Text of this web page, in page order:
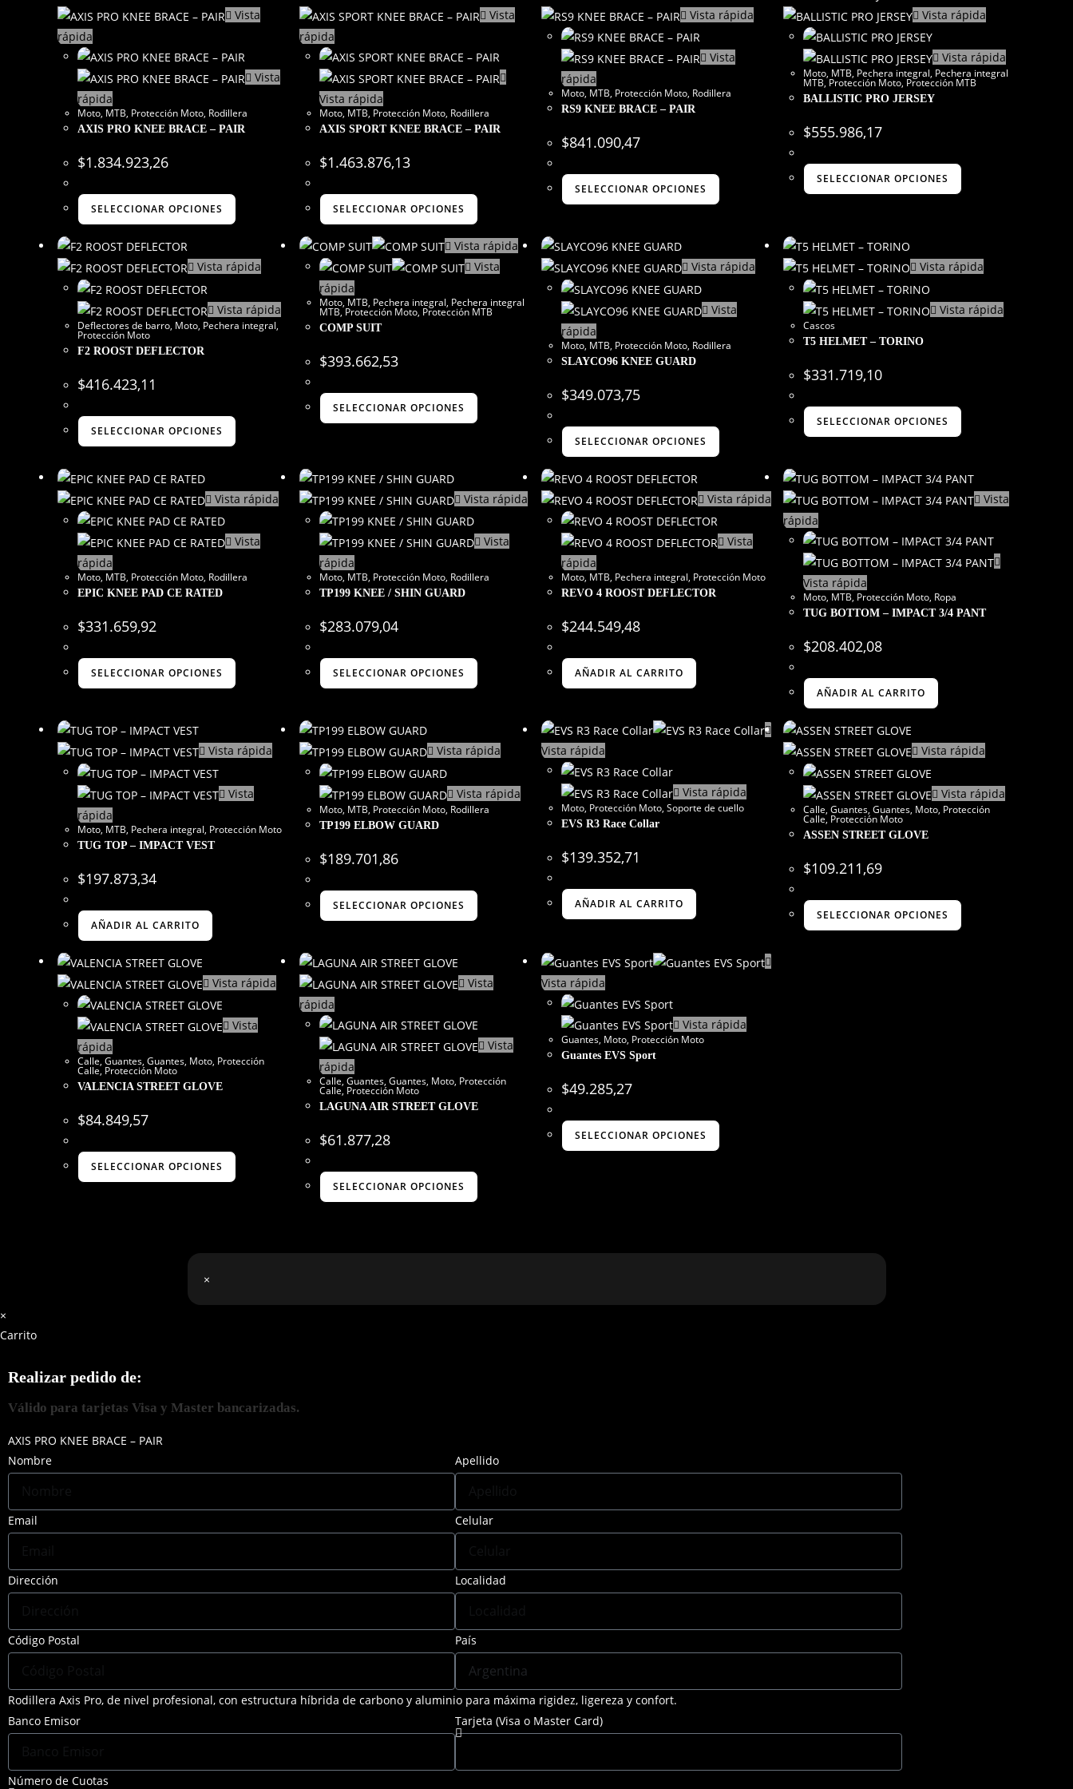
Vista
rápida
Vista
rápida
Moto, MTB, Protección Moto, Rodillera
AXIS PRO KNEE BRACE – PAIR
$1.834.923,26
SELECCIONAR OPCIONES
Vista
rápida
Vista rápida
Moto, MTB, Protección Moto, Rodillera
AXIS SPORT KNEE BRACE – PAIR
$1.463.876,13
SELECCIONAR OPCIONES
Vista rápida
Vista
rápida
Moto, MTB, Protección Moto, Rodillera
RS9 KNEE BRACE – PAIR
$841.090,47
SELECCIONAR OPCIONES
Vista rápida
Vista rápida
Moto, MTB, Pechera integral, Pechera integral
MTB,Protección Moto, Protección MTB
BALLISTIC PRO JERSEY
$555.986,17
SELECCIONAR OPCIONES
Vista rápida
Vista rápida
Deflectores de barro, Moto, Pechera integral,
Protección Moto
F2 ROOST DEFLECTOR
$416.423,11
SELECCIONAR OPCIONES
Vista rápida
Vista
rápida
Moto, MTB, Pechera integral, Pechera integral
MTB,Protección Moto, Protección MTB
COMP SUIT
$393.662,53
SELECCIONAR OPCIONES
Vista rápida
Vista
rápida
Moto, MTB, Protección Moto, Rodillera
SLAYCO96 KNEE GUARD
$349.073,75
SELECCIONAR OPCIONES
Vista rápida
Vista rápida
Cascos
T5 HELMET – TORINO
$331.719,10
SELECCIONAR OPCIONES
Vista rápida
Vista
rápida
Moto, MTB, Protección Moto, Rodillera
EPIC KNEE PAD CE RATED
$331.659,92
SELECCIONAR OPCIONES
Vista rápida
Vista
rápida
Moto, MTB, Protección Moto, Rodillera
TP199 KNEE / SHIN GUARD
$283.079,04
SELECCIONAR OPCIONES
Vista rápida
Vista
rápida
Moto, MTB, Pechera integral, Protección Moto
REVO 4 ROOST DEFLECTOR
$244.549,48
AÑADIR AL CARRITO
Vista
rápida
Vista rápida
Moto, MTB, Protección Moto, Ropa
TUG BOTTOM – IMPACT 3/4 PANT
$208.402,08
AÑADIR AL CARRITO
Vista rápida
Vista
rápida
Moto, MTB, Pechera integral, Protección Moto
TUG TOP – IMPACT VEST
$197.873,34
AÑADIR AL CARRITO
Vista rápida
Vista rápida
Moto, MTB, Protección Moto, Rodillera
TP199 ELBOW GUARD
$189.701,86
SELECCIONAR OPCIONES
Vista rápida
Vista rápida
Moto, Protección Moto,Soporte de cuello
EVS R3 Race Collar
$139.352,71
AÑADIR AL CARRITO
Vista rápida
Vista rápida
Calle,Guantes,Guantes, Moto, Protección
Calle, Protección Moto
ASSEN STREET GLOVE
$109.211,69
SELECCIONAR OPCIONES
Vista rápida
Vista
rápida
Calle, Guantes, Guantes, Moto, Protección
Calle, Protección Moto
VALENCIA STREET GLOVE
$84.849,57
SELECCIONAR OPCIONES
Vista
rápida
Vista
rápida
Calle,Guantes,Guantes, Moto, Protección
Calle, Protección Moto
LAGUNA AIR STREET GLOVE
$61.877,28
SELECCIONAR OPCIONES
Vista rápida
Vista rápida
Guantes, Moto, Protección Moto
Guantes EVS Sport
$49.285,27
SELECCIONAR OPCIONES
×
×
Carrito
Realizar pedido de:
Válido para tarjetas Visa y Master bancarizadas.
AXIS PRO KNEE BRACE – PAIR
Nombre
Apellido
Email Celular
Dirección Localidad
Código Postal País
Rodillera Axis Pro, de nivel profesional, con estructura híbrida de carbono y aluminio para máxima rigidez, ligereza y confort.
Banco Emisor
Tarjeta (Visa o Master Card)
Número de Cuotas